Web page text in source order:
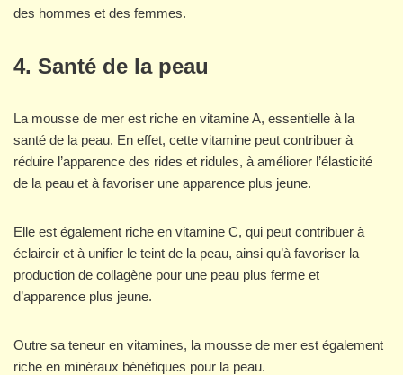
des hommes et des femmes.
4. Santé de la peau
La mousse de mer est riche en vitamine A, essentielle à la
santé de la peau. En effet, cette vitamine peut contribuer à
réduire l’apparence des rides et ridules, à améliorer l’élasticité
de la peau et à favoriser une apparence plus jeune.
Elle est également riche en vitamine C, qui peut contribuer à
éclaircir et à unifier le teint de la peau, ainsi qu’à favoriser la
production de collagène pour une peau plus ferme et
d’apparence plus jeune.
Outre sa teneur en vitamines, la mousse de mer est également
riche en minéraux bénéfiques pour la peau.